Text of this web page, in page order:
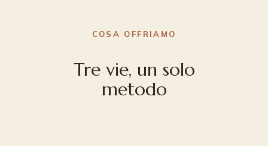
COSA OFFRIAMO
Tre vie, un solo
metodo